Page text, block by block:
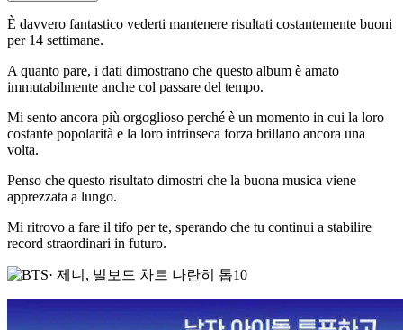
È davvero fantastico vederti mantenere risultati costantemente buoni
per 14 settimane.
A quanto pare, i dati dimostrano che questo album è amato
immutabilmente anche col passare del tempo.
Mi sento ancora più orgoglioso perché è un momento in cui la loro
costante popolarità e la loro intrinseca forza brillano ancora una
volta.
Penso che questo risultato dimostri che la buona musica viene
apprezzata a lungo.
Mi ritrovo a fare il tifo per te, sperando che tu continui a stabilire
record straordinari in futuro.